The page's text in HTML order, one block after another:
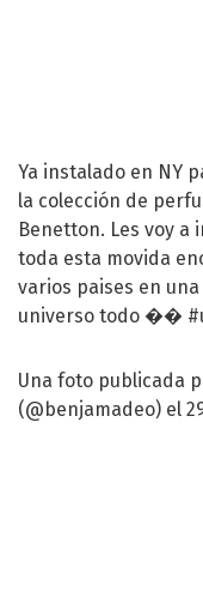
Ya instalado en NY
la colección de
Benetton. Les voy a
toda esta movida
varios paises en
universo todo ��
Una foto publicada
(@benjamadeo) el